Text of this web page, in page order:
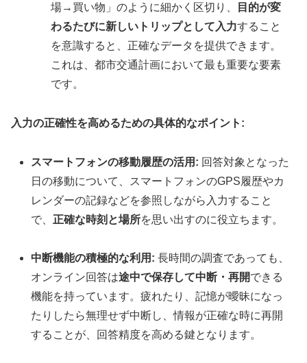
場→買い物」のように細かく区切り、
目的が変
わるたびに新しいトリップとして入力すること
を意識すると、正確なデータを提供できます。
これは、都市交通計画において最も重要な要素
です。
入力の正確性を高めるための具体的なポイント:
スマートフォンの移動履歴の活用: 回答対象となった
日の移動について、スマートフォンのGPS履歴やカ
レンダーの記録などを参照しながら入力すること
で、 正確な時刻と場所を思い出すのに役立ちます。
中断機能の積極的な利用: 長時間の調査であっても、
オンライン回答は途中で保存して中断・再開できる
機能を持っています。疲れたり、記憶が曖昧になっ
たりしたら無理せず中断し、情報が正確な時に再開
することが、回答精度を高める鍵となります。